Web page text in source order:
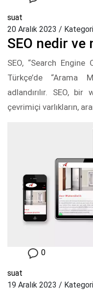
suat
20 Aralık 2023 /
SEO nedir ve
SEO, “Search Engine
Türkçe’de “Arama
adlandırılır. SEO,
çevrimiçi varlıkların,
0
suat
19 Aralık 2023 /